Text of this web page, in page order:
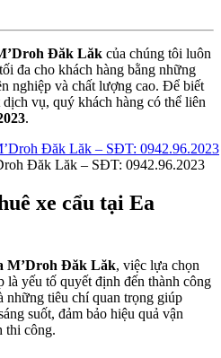
Đăk Lăk của chúng tôi luôn
đa cho khách hàng bằng những
nghiệp và chất lượng cao. Để biết
vụ, quý khách hàng có thể liên
.
Đăk Lăk – SĐT: 0942.96.2023
xe cẩu tại Ea
M’Droh Đăk Lăk, việc lựa chọn
là yếu tố quyết định đến thành công
những tiêu chí quan trọng giúp
suốt, đảm bảo hiệu quả vận
thi công.